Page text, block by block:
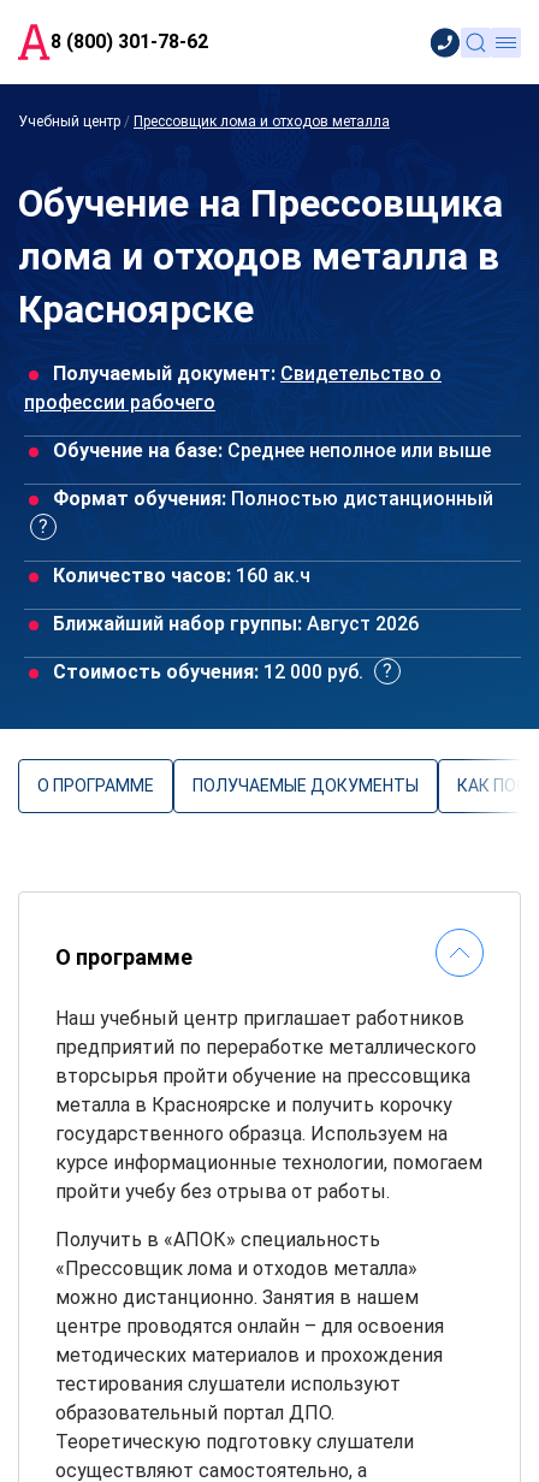
8 (800) 301-78-62
Учебный центр / Прессовщик лома и отходов металла
Обучение на Прессовщика
лома и отходов металла в
Красноярске
Получаемый документ: Свидетельство о
профессии рабочего
Обучение на базе: Среднее неполное или выше
Формат обучения: Полностью дистанционный
Количество часов: 160 ак.ч
Ближайший набор группы: Август 2026
Стоимость обучения: 12 000 руб.
О ПРОГРАММЕ ПОЛУЧАЕМЫЕ ДОКУМЕНТЫ КАК
О программе
Наш учебный центр приглашает работников
предприятий по переработке металлического
вторсырья пройти обучение на прессовщика
металла в Красноярске и получить корочку
государственного образца. Используем на
курсе информационные технологии, помогаем
пройти учебу без отрыва от работы.
Получить в «АПОК» специальность
«Прессовщик лома и отходов металла»
можно дистанционно. Занятия в нашем
центре проводятся онлайн – для освоения
методических материалов и прохождения
тестирования слушатели используют
образовательный портал ДПО.
Теоретическую подготовку слушатели
осуществляют самостоятельно, а